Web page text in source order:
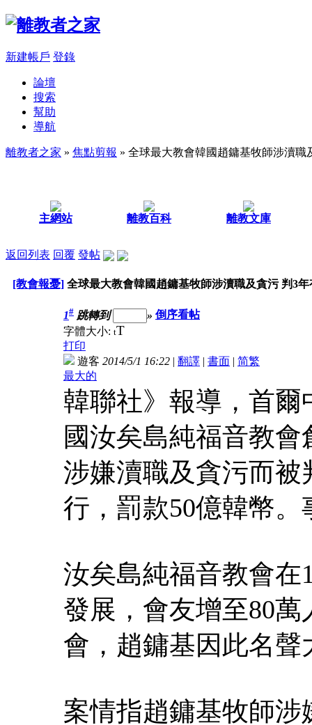
新建帳戶 登錄
論壇
搜索
幫助
導航
離教者之家 » 焦點剪報 » 全球最大教會韓國趙鏞基牧師涉瀆職
主網站 離教百科 離教文庫
返回列表 回覆 發帖
[教會報憂] 全球最大教會韓國趙鏞基牧師涉瀆職及貪污 判3
1# 跳轉到 » 倒序看帖
字體大小: tT
打印
遊客 2014/5/1 16:22 | 翻譯 | 書面 | 简繁
最大的
韓聯社》報導，首
國汝矣島純福音教
涉嫌瀆職及貪污而
行，罰款50億韓幣
汝矣島純福音教會在
發展，會友增至80
會，趙鏞基因此名聲
案情指趙鏞基牧師涉